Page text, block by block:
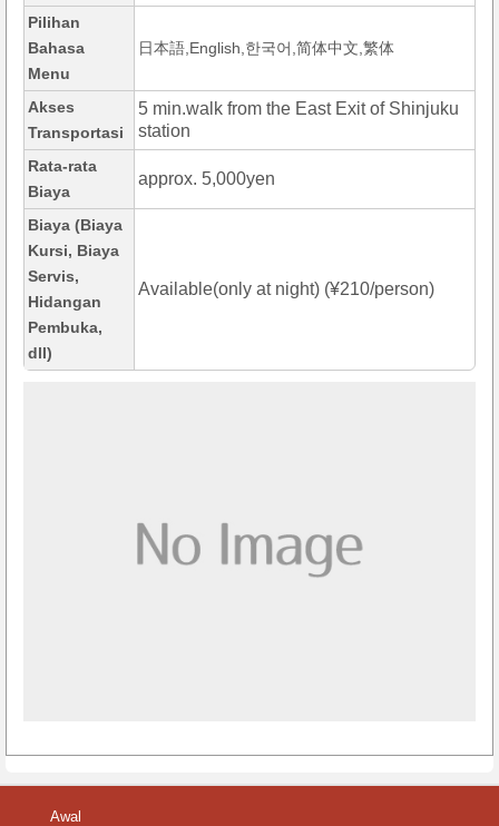
Pilihan
Bahasa
Menu
日本語,English,한국어,简体中文,繁体
Akses
Transportasi
5 min.walk from the East Exit of Shinjuku
station
Rata-rata
Biaya
approx. 5,000yen
Biaya (Biaya
Kursi, Biaya
Servis,
Hidangan
Pembuka,
dll)
Available(only at night) (¥210/person)
Awal